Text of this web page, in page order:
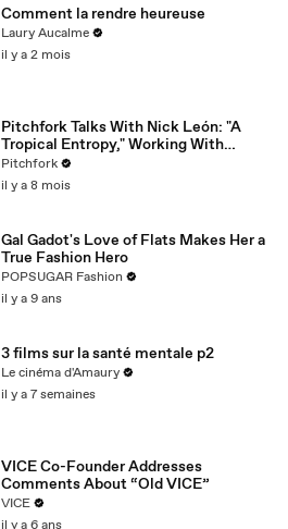
Comment la rendre heureuse
Laury Aucalme
il y a 2 mois
Pitchfork Talks With Nick León: "A
Tropical Entropy," Working With
Rosalía & Going Solo
Pitchfork
il y a 8 mois
Gal Gadot's Love of Flats Makes Her a
True Fashion Hero
POPSUGAR Fashion
il y a 9 ans
3 films sur la santé mentale p2
Le cinéma d'Amaury
il y a 7 semaines
VICE Co-Founder Addresses
Comments About “Old VICE”
VICE